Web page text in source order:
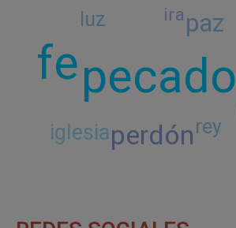
pecado
fe
perdón
paz
iglesia
luz
rey
ira